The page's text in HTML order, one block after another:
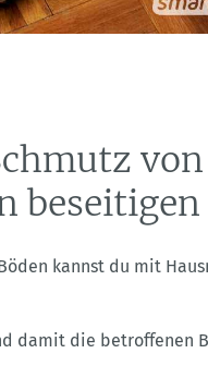
von
beseitigen
kannst du mit
damit die betroffenen